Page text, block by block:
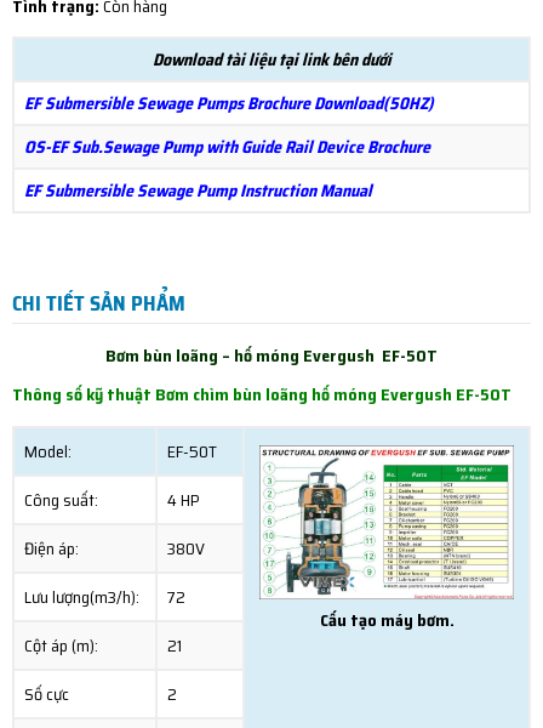
Tình trạng:Còn hàng
Download tài liệu tại link bên dưới
EF Submersible Sewage Pumps Brochure Download(50HZ)
OS-EF Sub.Sewage Pump with Guide Rail Device Brochure
EF Submersible Sewage Pump Instruction Manual
CHI TIẾT SẢN PHẨM
Bơm bùn loãng – hố móng Evergush EF-50T
Thông số kỹ thuật Bơm chìm bùn loãng hố móng Evergush EF-50T
Model: EF-50T
Cấu tạo máy bơm.
Công suất:
4 HP
Điện áp:
380V
Lưu lượng(m3/h):
72
Cột áp (m):
21
Số cực
2